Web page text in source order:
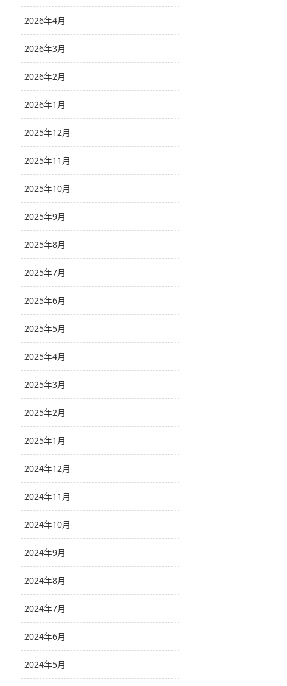
2026年4月
2026年3月
2026年2月
2026年1月
2025年12月
2025年11月
2025年10月
2025年9月
2025年8月
2025年7月
2025年6月
2025年5月
2025年4月
2025年3月
2025年2月
2025年1月
2024年12月
2024年11月
2024年10月
2024年9月
2024年8月
2024年7月
2024年6月
2024年5月